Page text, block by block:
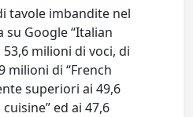
tavole imbandite nel
su Google “Italian
milioni di voci, di
milioni di “French
superiori ai 49,6
ed ai 47,6